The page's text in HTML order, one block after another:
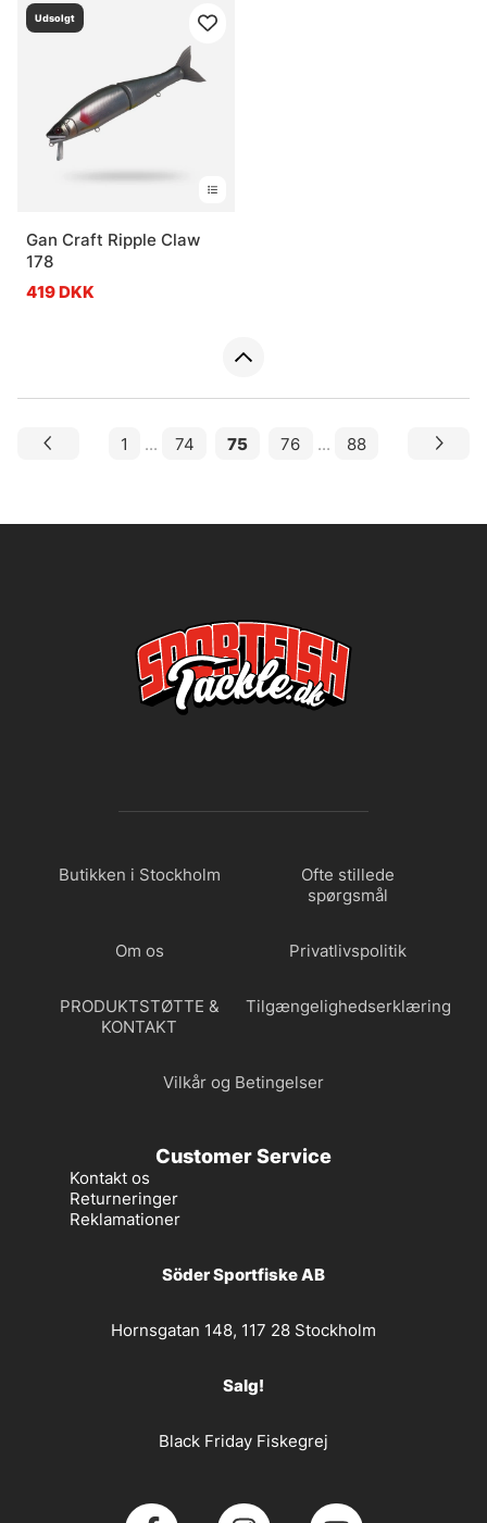
Udsolgt
Gan Craft Ripple Claw
178
419 DKK
1 ... 74 75 76 ... 88
Butikken i Stockholm
Ofte stillede
spørgsmål
Om os Privatlivspolitik
PRODUKTSTØTTE &
KONTAKT
Tilgængelighedserklæring
Vilkår og Betingelser
Customer Service
Kontakt os
Returneringer
Reklamationer
Söder Sportfiske AB
Hornsgatan 148, 117 28 Stockholm
Salg!
Black Friday Fiskegrej